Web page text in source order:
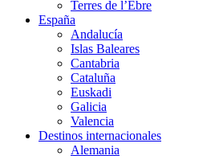
Terres de l’Ebre
España
Andalucía
Islas Baleares
Cantabria
Cataluña
Euskadi
Galicia
Valencia
Destinos internacionales
Alemania